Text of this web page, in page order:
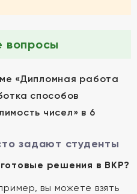
вопросы
«Дипломная работа
способов
чисел» в 6
задают студенты
решения в ВКР?
вы можете взять